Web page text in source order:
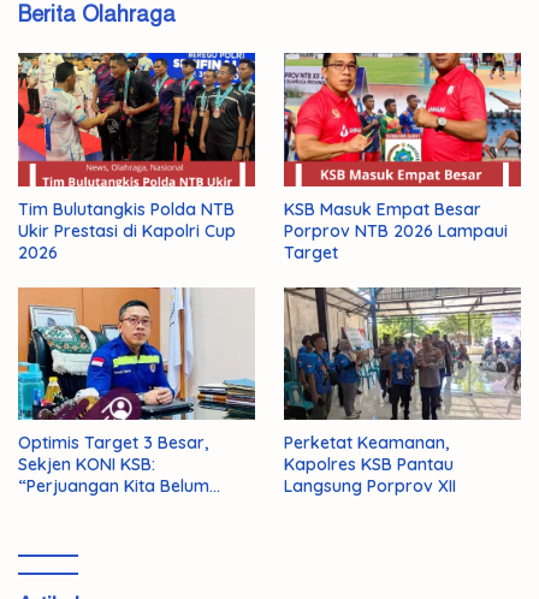
Berita Olahraga
Tim Bulutangkis Polda NTB
Ukir Prestasi di Kapolri Cup
2026
KSB Masuk Empat Besar
Porprov NTB 2026 Lampaui
Target
Optimis Target 3 Besar,
Sekjen KONI KSB:
“Perjuangan Kita Belum
Perketat Keamanan,
Kapolres KSB Pantau
Langsung Porprov XII